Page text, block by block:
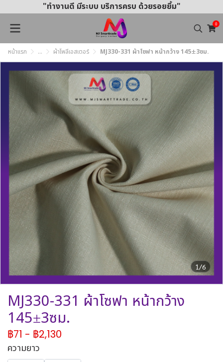
"ทำงานดี มีระบบ บริการครบ ด้วยรอยยิ้ม"
0
หน้าแรก ... ผ้าโพลีเอสเตอร์ MJ330-331 ผ้าโซฟา หน้ากว้าง 145±3ซม.
1/6
MJ330-331 ผ้าโซฟา หน้ากว้าง
145±3ซม.
฿71 - ฿2,130
ความยาว